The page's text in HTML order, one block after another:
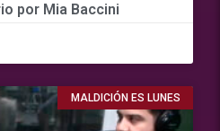
por Mia Baccini
MALDICIÓN ES LUNES